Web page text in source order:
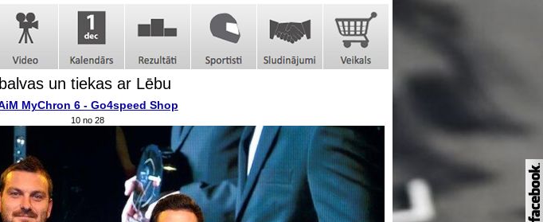
un tiekas ar Lēbu
MyChron 6 - Go4speed Shop
10 no 28